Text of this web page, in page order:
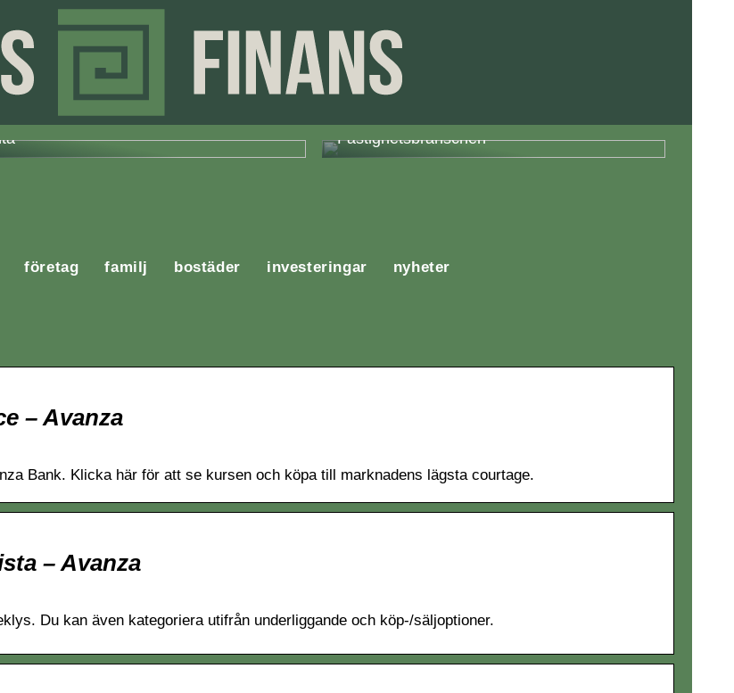
guide för att få lån med låg
Fördelar med Energieffektivisering i
Fastighetsbranschen
företag familj bostäder investeringar nyheter
– Avanza
Bank. Klicka här för att se kursen och köpa till marknadens lägsta courtage.
– Avanza
Du kan även kategoriera utifrån underliggande och köp-/säljoptioner.